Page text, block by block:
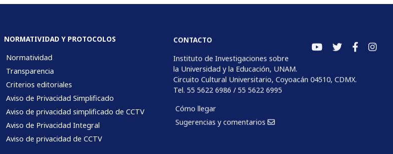
NORMATIVIDAD Y PROTOCOLOS
Normatividad
Transparencia
Criterios editoriales
Aviso de Privacidad Simplificado
Aviso de privacidad simplificado de CCTV
Aviso de Privacidad Integral
Aviso de privacidad de CCTV
CONTACTO
Instituto de Investigaciones sobre
la Universidad y la Educación, UNAM.
Circuito Cultural Universitario, Coyoacán 04510, CDMX.
Tel. 55 5622 6986 / 55 5622 6995
Cómo llegar
Sugerencias y comentarios